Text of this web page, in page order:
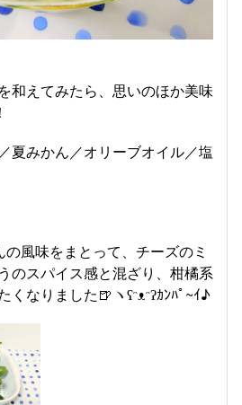
和えてみたら、思いのほか美味
夏みかん／オリーブオイル／塩
の風味をまとって、チーズのミ
のスパイス感と混ざり、柑橘系
くなりました🍺ヽʕ⁠ᵔ⁠ᴥ⁠ᵔ⁠ʔｶﾝﾊﾟ~ｲ♪